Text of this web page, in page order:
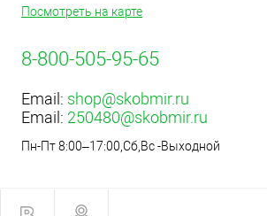
Посмотреть на карте
8-800-505-95-65
Email: shop@skobmir.ru
Email: 250480@skobmir.ru
Пн-Пт 8:00–17:00,Сб,Вс -Выходной